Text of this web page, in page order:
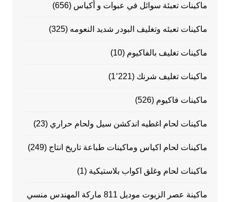
ماكينات تعبئة سوائل في عبوات و أكياس (656)
ماكينات تعبئه وتغليف البودر شديد النعومه (325)
ماكينات تغليف بالفاكيوم (10)
ماكينات تغليف شرنك (1٬221)
ماكينات فاكيوم (526)
ماكينات لحام اغطيه اندكشن سيل ولحام حراري (23)
ماكينات لحام اكياس وماكينات طباعة تاريخ انتاج (249)
ماكينات لحام وغلق اكواب بلاستيكية (1)
ماكينة عصر الزيوت موديل 811 ماركة المهندس منسي